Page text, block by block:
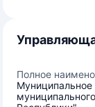
Полное
Муниципальное